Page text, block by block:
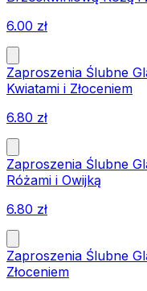
6.00 zł
Zaproszenia Ślubne
Kwiatami i Złoceniem
6.80 zł
Zaproszenia Ślubne
Różami i Owijką
6.80 zł
Zaproszenia Ślubne
Złoceniem